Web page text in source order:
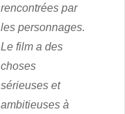
rencontrées par
les personnages.
Le film a des
choses
sérieuses et
ambitieuses à